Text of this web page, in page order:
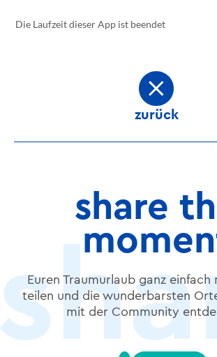
zurück
share
Euren Traumurlaub ganz
teilen und die wunderbarsten
mit der Community